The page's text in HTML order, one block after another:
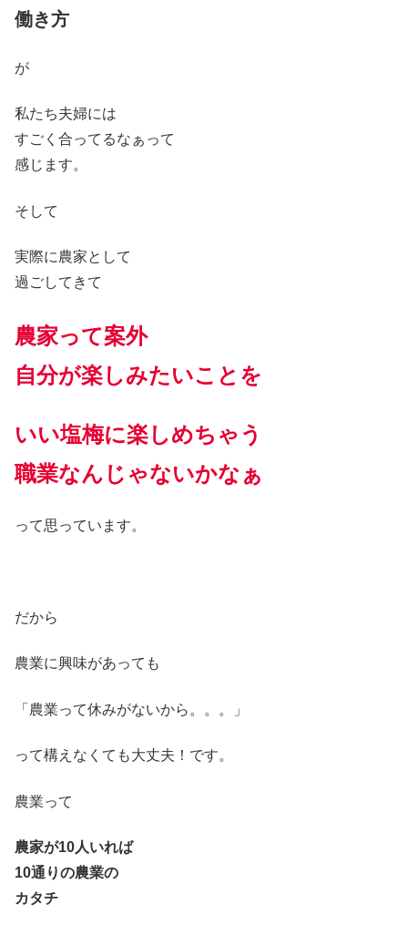
働き方
が
私たち夫婦には
すごく合ってるなぁって
感じます。
そして
実際に農家として
過ごしてきて
農家って案外
自分が楽しみたいことを
いい塩梅に楽しめちゃう
職業なんじゃないかなぁ
って思っています。
だから
農業に興味があっても
「農業って休みがないから。。。」
って構えなくても大丈夫！です。
農業って
農家が10人いれば
10通りの農業の
カタチ